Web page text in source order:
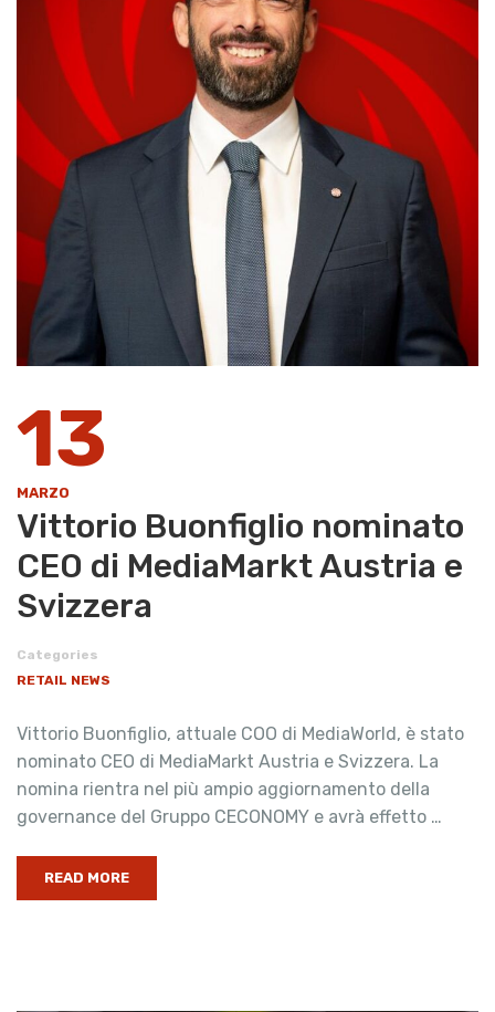
13
MARZO
Vittorio Buonfiglio nominato
CEO di MediaMarkt Austria e
Svizzera
Categories
RETAIL NEWS
Vittorio Buonfiglio, attuale COO di MediaWorld, è stato
nominato CEO di MediaMarkt Austria e Svizzera. La
nomina rientra nel più ampio aggiornamento della
governance del Gruppo CECONOMY e avrà effetto …
READ MORE